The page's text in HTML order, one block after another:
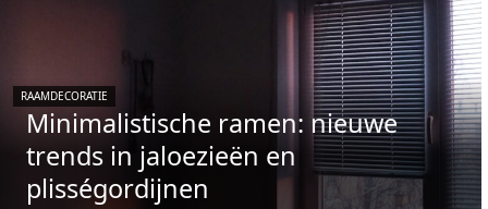
RAAMDECORATIE
Minimalistische ramen: nieuwe
trends in jaloezieën en
plisségordijnen